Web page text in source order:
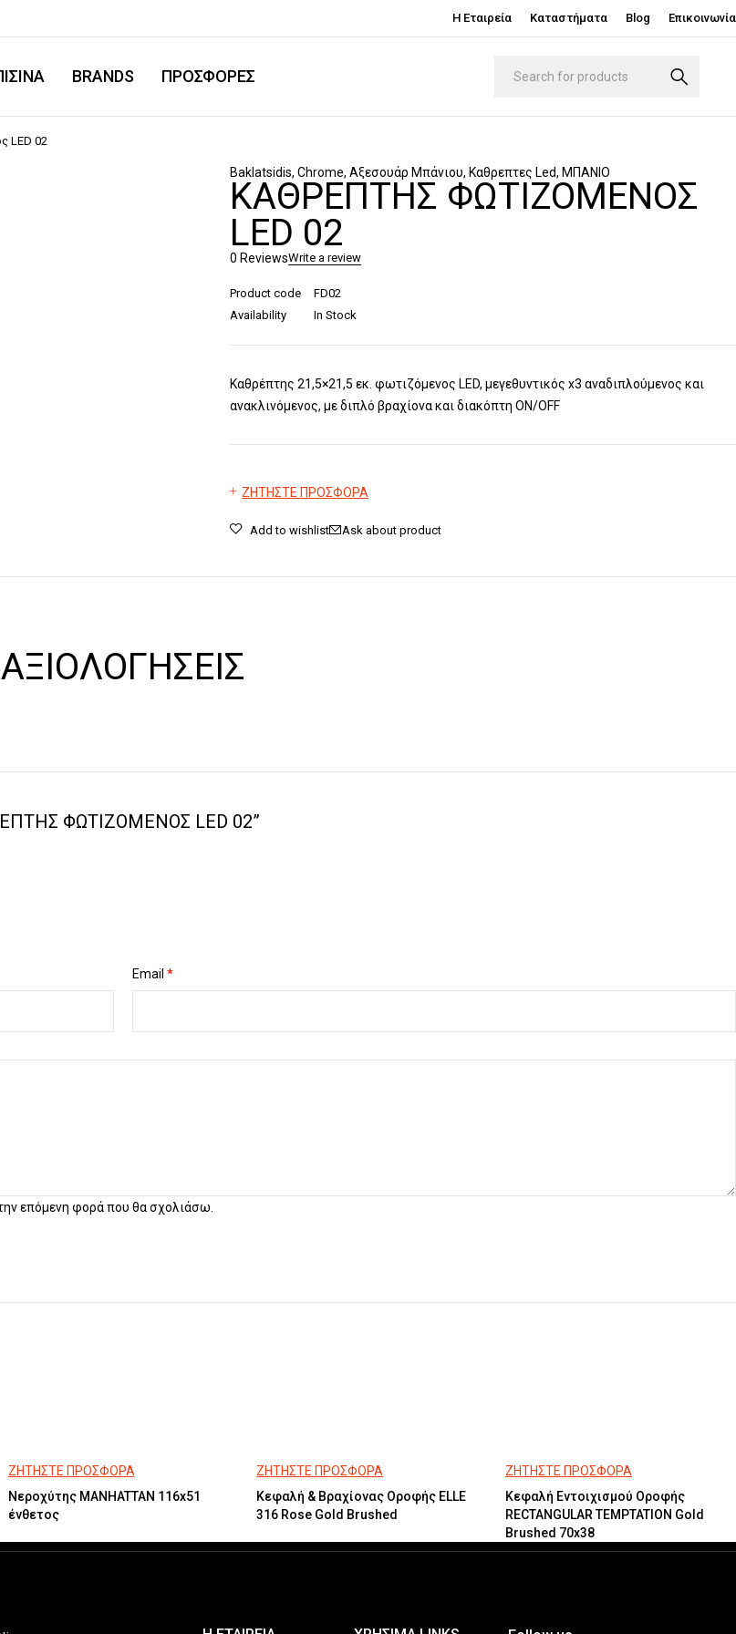
Η Εταιρεία Καταστήματα Blog Επικοινωνία
BRANDS ΠΡΟΣΦΟΡΕΣ
LED 02
Baklatsidis,Chrome,Αξεσουάρ Μπάνιου, Καθρεπτες Led, ΜΠΑΝΙΟ
ΚΑΘΡΈΠΤΗΣ ΦΩΤΙΖΌΜΕΝΟΣ
LED 02
0 ReviewsWrite a review
Product code
FD02
Availability
In Stock
Καθρέπτης 21,5×21,5 εκ. φωτιζόμενος LED, μεγεθυντικός x3 αναδιπλούμενος και
ανακλινόμενος, με διπλό βραχίονα και διακόπτη ON/OFF
ΖΗΤΗΣΤΕ ΠΡΟΣΦΟΡΑ
Ask about product
ΑΞΙΟΛΟΓΉΣΕΙΣ
ΦΩΤΙΖΌΜΕΝΟΣ LED 02”
Email *
επόμενη φορά που θα σχολιάσω.
ΖΗΤΗΣΤΕ ΠΡΟΣΦΟΡΑ
Νεροχύτης MANHATTAN 116x51
ένθετος
ΖΗΤΗΣΤΕ ΠΡΟΣΦΟΡΑ
Κεφαλή & Βραχίονας Οροφής ELLE
316 Rose Gold Brushed
ΖΗΤΗΣΤΕ ΠΡΟΣΦΟΡΑ
Κεφαλή Εντοιχισμού Οροφής
RECTANGULAR TEMPTATION Gold
Brushed 70x38